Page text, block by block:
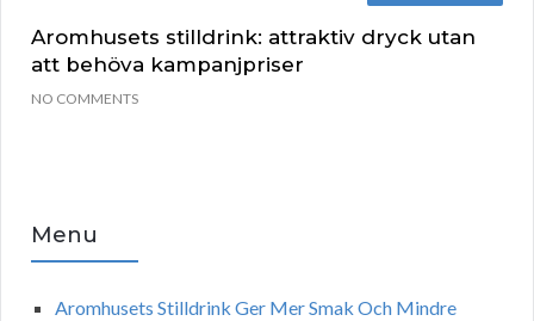
Aromhusets stilldrink: attraktiv dryck utan
att behöva kampanjpriser
NO COMMENTS
Menu
Aromhusets Stilldrink Ger Mer Smak Och Mindre